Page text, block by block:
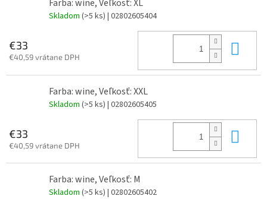
Farba: wine, Veľkosť: XL
Skladom (>5 ks) | 02802605404
€33
€40,59 vrátane DPH
Farba: wine, Veľkosť: XXL
Skladom (>5 ks) | 02802605405
€33
€40,59 vrátane DPH
Farba: wine, Veľkosť: M
Skladom (>5 ks) | 02802605402